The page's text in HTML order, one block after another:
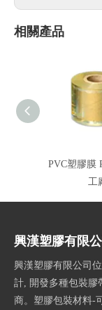
相關產品
PVC塑膠膜
工
興漢塑膠有限公
興漢塑膠有限公司
計, 開發多種包裝膠
商。塑膠包裝材料-